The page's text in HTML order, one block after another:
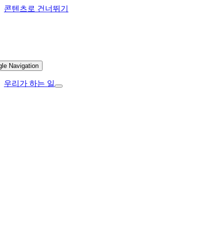
콘텐츠로 건너뛰기
Navigation
우리가 하는 일